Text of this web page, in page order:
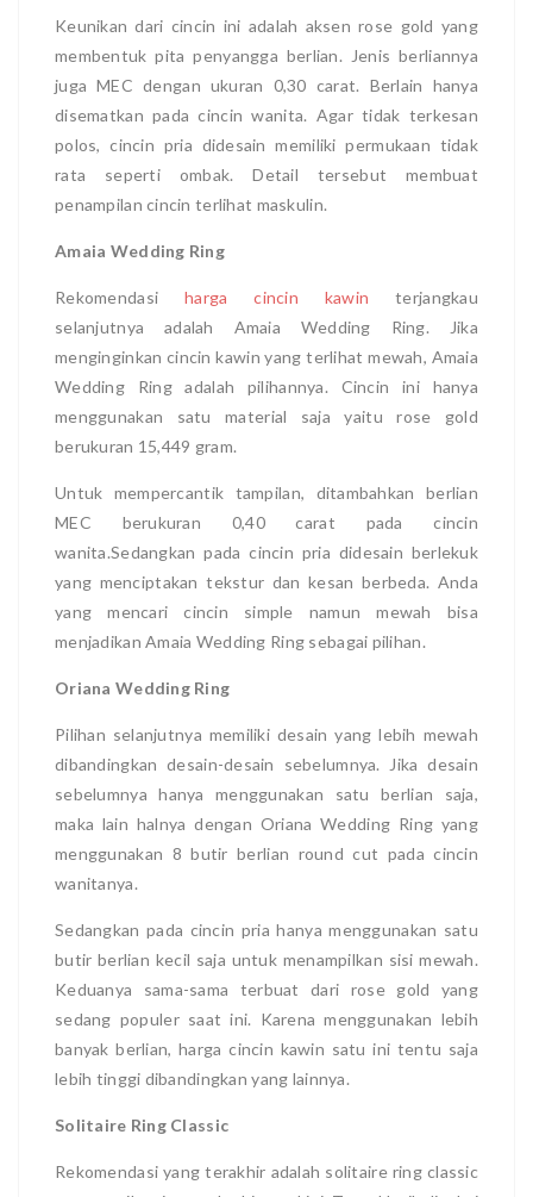
Keunikan dari cincin ini adalah aksen rose gold yang
membentuk pita penyangga berlian. Jenis berliannya
juga MEC dengan ukuran 0,30 carat. Berlain hanya
disematkan pada cincin wanita. Agar tidak terkesan
polos, cincin pria didesain memiliki permukaan tidak
rata seperti ombak. Detail tersebut membuat
penampilan cincin terlihat maskulin.
Amaia Wedding Ring
Rekomendasi harga cincin kawin terjangkau
selanjutnya adalah Amaia Wedding Ring. Jika
menginginkan cincin kawin yang terlihat mewah, Amaia
Wedding Ring adalah pilihannya. Cincin ini hanya
menggunakan satu material saja yaitu rose gold
berukuran 15,449 gram.
Untuk mempercantik tampilan, ditambahkan berlian
MEC berukuran 0,40 carat pada cincin
wanita.Sedangkan pada cincin pria didesain berlekuk
yang menciptakan tekstur dan kesan berbeda. Anda
yang mencari cincin simple namun mewah bisa
menjadikan Amaia Wedding Ring sebagai pilihan.
Oriana Wedding Ring
Pilihan selanjutnya memiliki desain yang lebih mewah
dibandingkan desain-desain sebelumnya. Jika desain
sebelumnya hanya menggunakan satu berlian saja,
maka lain halnya dengan Oriana Wedding Ring yang
menggunakan 8 butir berlian round cut pada cincin
wanitanya.
Sedangkan pada cincin pria hanya menggunakan satu
butir berlian kecil saja untuk menampilkan sisi mewah.
Keduanya sama-sama terbuat dari rose gold yang
sedang populer saat ini. Karena menggunakan lebih
banyak berlian, harga cincin kawin satu ini tentu saja
lebih tinggi dibandingkan yang lainnya.
Solitaire Ring Classic
Rekomendasi yang terakhir adalah solitaire ring classic